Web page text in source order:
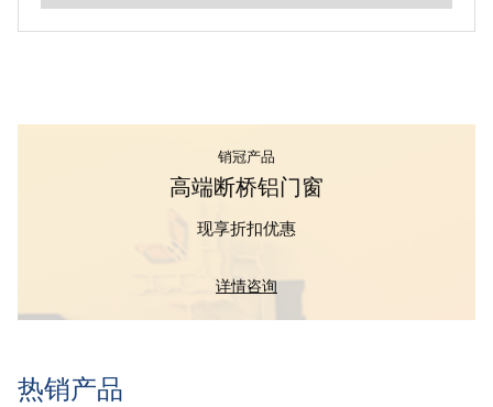
销冠产品
高端断桥铝门窗
现享折扣优惠
详情咨询
热销产品